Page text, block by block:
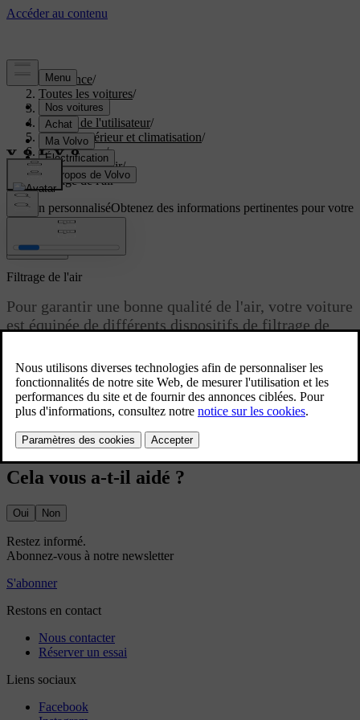
Assistance/
Toutes les voitures/
EC40 2027/
Manuel de l'utilisateur/
Confort intérieur et climatisation/
Climatisation/
Qualité de l'air/
Filtrage de l'air
Soutien personnaliséObtenez des informations pertinentes pour votre
voiture.
Connexion
Mis à jour 02/07/2025
Filtrage de l'air
Pour garantir une bonne qualité de l'air, votre voiture
est équipée de différents dispositifs de filtrage de
Votre voiture dispose de multiples fonctions garantissant la qualité
de l'air. Certains sont passives, d'autres peuvent être commandées à
l'écran central.
Cela vous a-t-il aidé ?
Oui Non